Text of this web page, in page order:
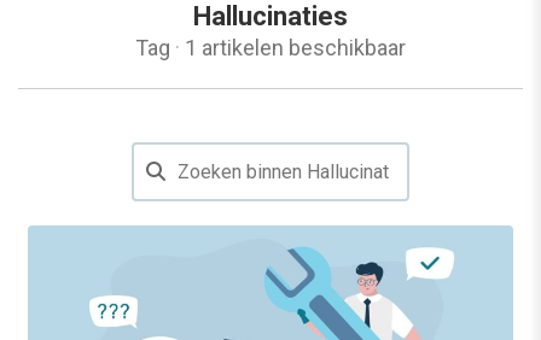
Hallucinaties
Tag · 1 artikelen beschikbaar